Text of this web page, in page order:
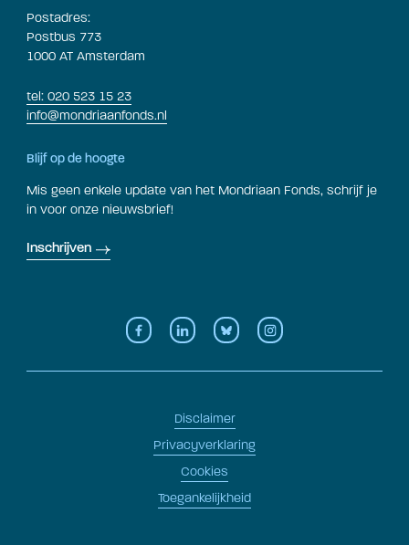
Postadres:
Postbus 773
1000 AT Amsterdam
tel: 020 523 15 23
info@mondriaanfonds.nl
Blijf op de hoogte
Mis geen enkele update van het Mondriaan Fonds, schrijf je
in voor onze nieuwsbrief!
Inschrijven
Disclaimer
Privacyverklaring
Cookies
Toegankelijkheid